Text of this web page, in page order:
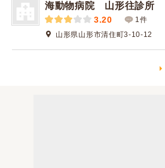
海動物病院 山形往診所
3.20
1件
山形県山形市清住町3-10-12